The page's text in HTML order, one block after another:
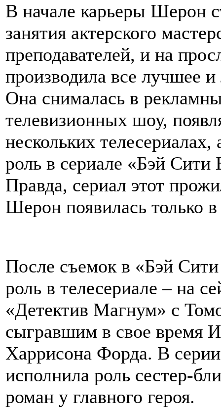
В начале карьеры Шерон
занятия актерского
преподавателей, и на
производила все лучшее
Она снималась в
телевизионных шоу,
нескольких
роль в сериале «Бэй Сити
Правда, сериал этот
Шерон появилась только
После съемок в «Бэй
роль в телесериале – на
«Детектив Магнум» с
сыгравшим в свое время
Харрисона Форда. В
исполнила роль сестер-
роман у главного героя.